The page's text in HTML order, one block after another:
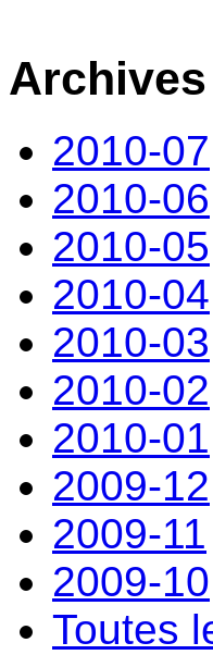
Archives
2010-07
2010-06
2010-05
2010-04
2010-03
2010-02
2010-01
2009-12
2009-11
2009-10
Toutes